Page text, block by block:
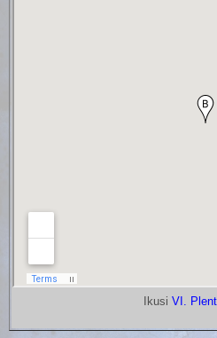
Ikusi VI.